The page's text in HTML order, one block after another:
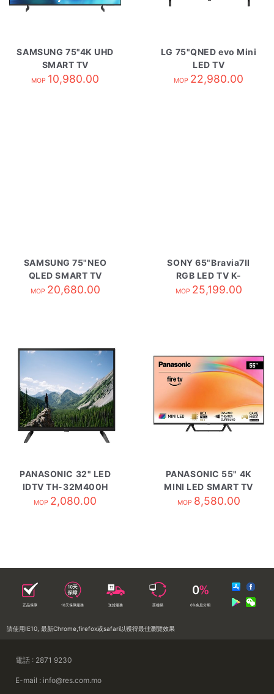
SAMSUNG 75"4K UHD
SMART TV
UA75U8500HJXZK
MOP 10,980.00
LG 75"QNED evo Mini
LED TV
75QNED85BCA
MOP 22,980.00
SAMSUNG 75"NEO
QLED SMART TV
QA75QN70HAJXZK
MOP 20,680.00
SONY 65"Bravia7II
RGB LED TV K-
65XR70M2
MOP 25,199.00
PANASONIC 32" LED
IDTV TH-32M400H
MOP 2,080.00
PANASONIC 55" 4K
MINI LED SMART TV
TV-55W95BGH
MOP 8,580.00
正品保障 10天保障服務 送貨服務 落樓易 0%免息分期
請使用IE10, 最新Chrome,firefox或safari以獲得最佳瀏覽效果
電話 : 2871 9230
E-mail : info@res.com.mo